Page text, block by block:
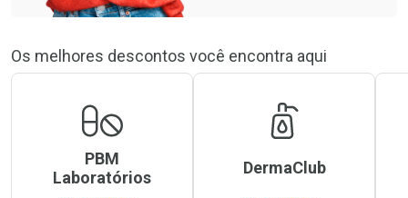
Os melhores descontos você encontra aqui
PBM
Laboratórios
DermaClub